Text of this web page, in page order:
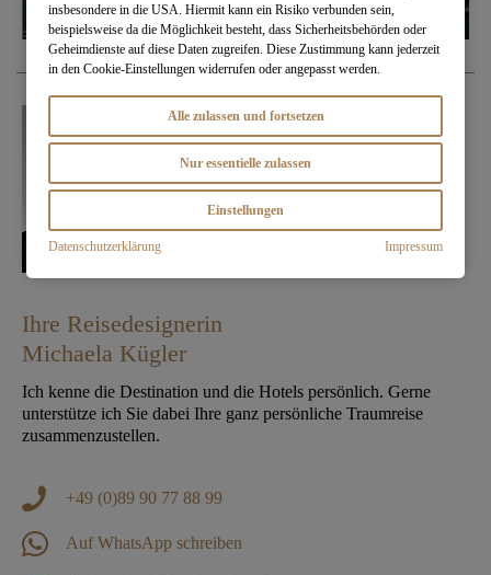
Ihre Reisedesignerin
Michaela Kügler
Ich kenne die Destination und die Hotels persönlich. Gerne
unterstütze ich Sie dabei Ihre ganz persönliche Traumreise
zusammenzustellen.
+49 (0)89 90 77 88 99
Auf WhatsApp schreiben
insbesondere in die USA. Hiermit kann ein Risiko verbunden sein,
beispielsweise da die Möglichkeit besteht, dass Sicherheitsbehörden oder
Geheimdienste auf diese Daten zugreifen. Diese Zustimmung kann jederzeit
in den Cookie-Einstellungen widerrufen oder angepasst werden.
Alle zulassen und fortsetzen
Nur essentielle zulassen
Einstellungen
Datenschutzerklärung Impressum